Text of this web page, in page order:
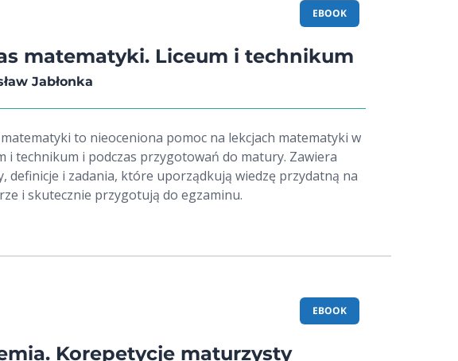
EBOOK
matematyki. Liceum i technikum
Jabłonka
to nieoceniona pomoc na lekcjach matematyki w
i technikum i podczas przygotowań do matury. Zawiera
definicje i zadania, które uporządkują wiedzę przydatną na
i skutecznie przygotują do egzaminu.
EBOOK
Korepetycje maturzysty